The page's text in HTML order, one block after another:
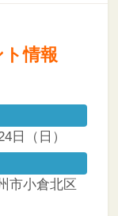
情報
日（日）
市小倉北区